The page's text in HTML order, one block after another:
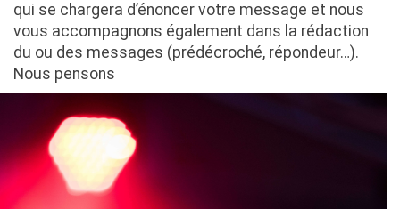
qui se chargera d’énoncer votre message et nous
vous accompagnons également dans la rédaction
du ou des messages (prédécroché, répondeur…).
Nous pensons